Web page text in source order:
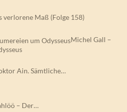
verlorene Maß (Folge 158)
Michel Gall –
Ain. Sämtliche…
– Der…